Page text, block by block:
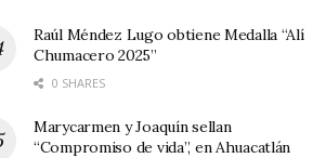
Raúl Méndez Lugo obtiene Medalla “Alí
Chumacero 2025”
0 SHARES
Marycarmen y Joaquín sellan
“Compromiso de vida”, en Ahuacatlán